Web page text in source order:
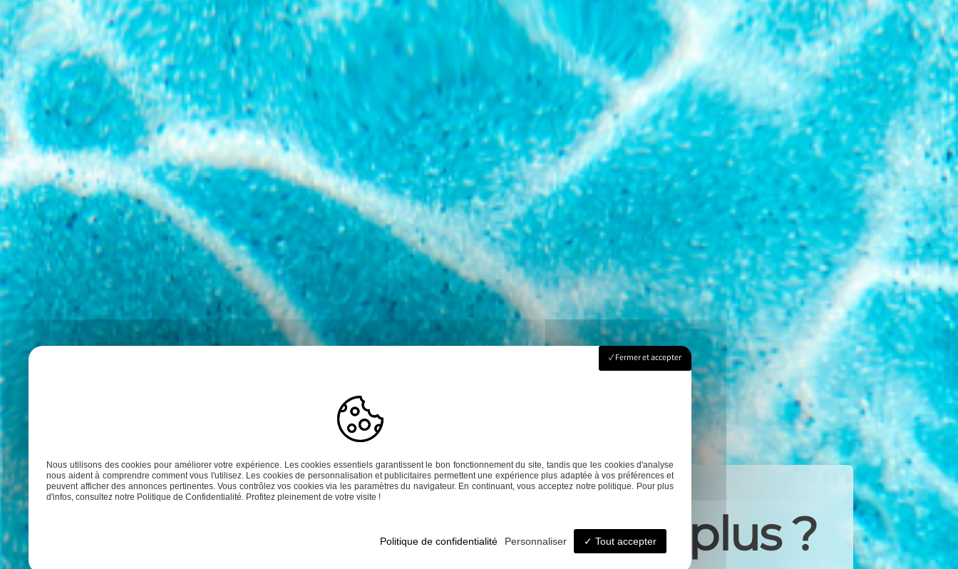
Vous souhaitez en savoir plus ?
Fermer et accepter
Nous utilisons des cookies pour améliorer votre expérience. Les cookies essentiels garantissent le bon fonctionnement du site, tandis que les cookies d'analyse
nous aident à comprendre comment vous l'utilisez. Les cookies de personnalisation et publicitaires permettent une expérience plus adaptée à vos préférences et
peuvent afficher des annonces pertinentes. Vous contrôlez vos cookies via les paramètres du navigateur. En continuant, vous acceptez notre politique. Pour plus
d'infos, consultez notre Politique de Confidentialité. Profitez pleinement de votre visite !
Tout accepter
Personnaliser
Politique de confidentialité